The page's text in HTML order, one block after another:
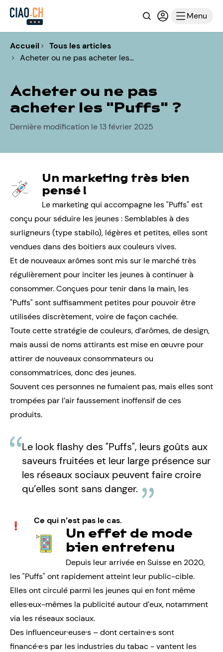
RechercheConnexion
Menu
Accueil
Tous les articles
Acheter ou ne pas acheter les…
Acheter ou ne pas
acheter les "Puffs" ?
Dernière modification le 13 février 2025
Un marketing très bien
pensé !
Le marketing qui accompagne les "Puffs" est
conçu pour séduire les jeunes : Semblables à des
surligneurs (type stabilo), légères et petites, elles sont
vendues dans des boitiers aux couleurs vives.
Et de nouveaux arômes sont mis sur le marché très
régulièrement pour inciter les jeunes à continuer à
consommer. Conçues pour tenir dans la main, les
"Puffs" sont suffisamment petites pour pouvoir être
utilisées discrètement, voire de façon cachée.
Toute cette stratégie de couleurs, d’arômes, de design,
mais aussi de noms attirants est mise en œuvre pour
attirer de nouveaux consommateurs ou
consommatrices, donc des jeunes.
Souvent ces personnes ne fumaient pas, mais elles sont
trompées par l’air faussement inoffensif de ces
produits.
Le look flashy des "Puffs", leurs goûts aux
saveurs fruitées et leur large présence sur
les réseaux sociaux peuvent faire croire
qu’elles sont sans danger.
Ce qui n’est pas le cas.
Un effet de mode
bien entretenu
Depuis leur arrivée en Suisse en 2020,
les "Puffs" ont rapidement atteint leur public-cible.
Elles ont circulé parmi les jeunes qui en font même
elles·eux-mêmes la publicité autour d’eux, notamment
via les réseaux sociaux.
Des influenceur·euse·s – dont certain·e·s sont
financé·e·s par les industries du tabac - vantent les